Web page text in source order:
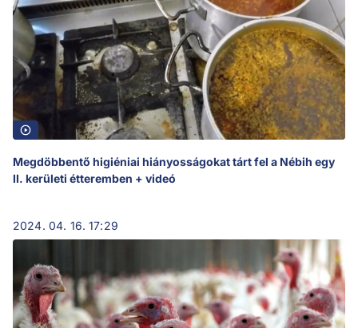
Megdöbbentő higiéniai hiányosságokat tárt fel a Nébih egy
II. kerületi étteremben + videó
2024. 04. 16. 17:29